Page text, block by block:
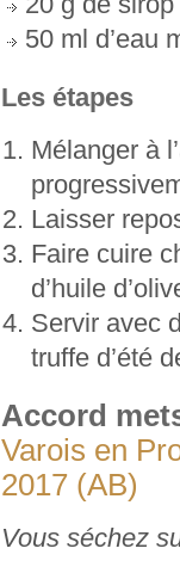
50 ml d’eau
Les étapes
Mélanger à
Laisser
Faire cuire
d’huile
Servir avec
truffe d’été
Accord
Varois en
2017 (AB)
Vous séchez